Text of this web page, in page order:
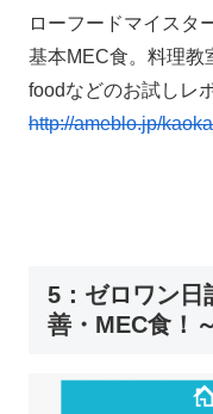
ローフードマイスタ
基本MEC食。料理教
foodなどのお試しレ
http://ameblo.jp/
5：ゼロワン日
善・MEC食！